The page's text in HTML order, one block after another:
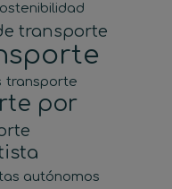
transporte
transporte
por
autónomos